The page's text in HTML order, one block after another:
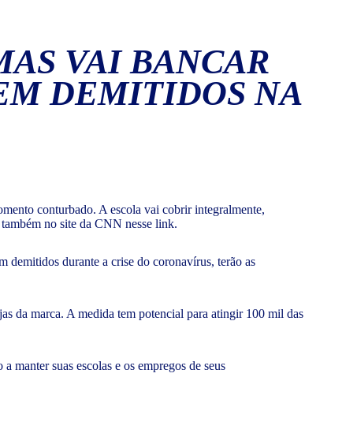
VAI BANCAR
DEMITIDOS NA
conturbado. A escola vai cobrir integralmente,
no site da CNN nesse link.
demitidos durante a crise do coronavírus, terão as
da marca. A medida tem potencial para atingir 100 mil das
manter suas escolas e os empregos de seus